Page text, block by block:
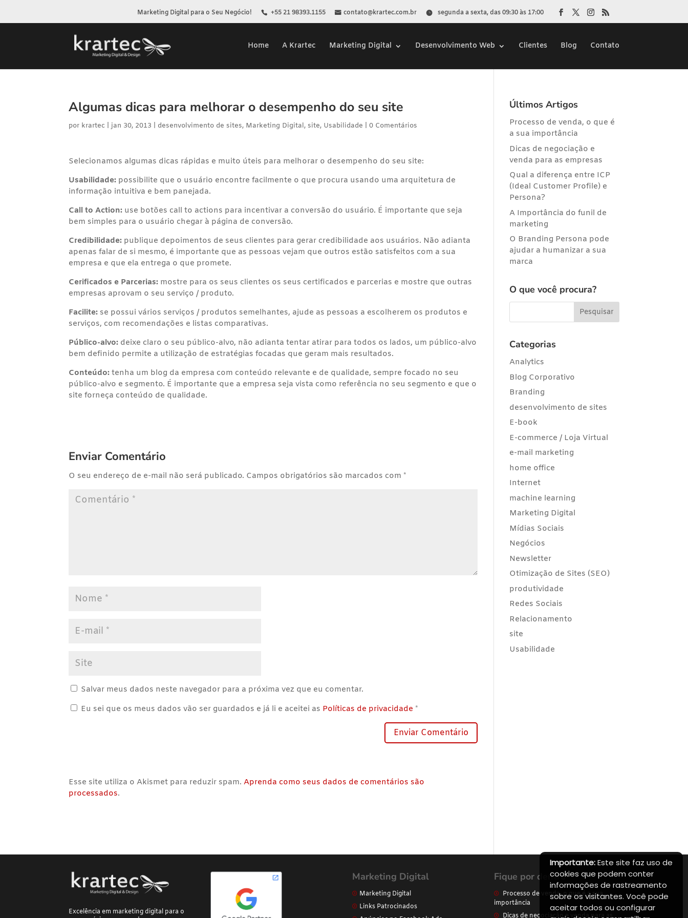
Marketing Digital para o Seu Negócio! +55 21 98393.1155 contato@krartec.com.br segunda a sexta, das 09:30 às 17:00
Home A Krartec Marketing Digital Desenvolvimento Web Clientes Blog Contato
Algumas dicas para melhorar o desempenho do seu site
por krartec jan 30, 2013 desenvolvimento de sites, Marketing Digital,site, Usabilidade |0 Comentários
Selecionamos algumas dicas rápidas e muito úteis para melhorar o desempenho do seu site:
Usabilidade: possibilite que o usuário encontre facilmente o que procura usando uma arquitetura de
informação intuitiva e bem panejada.
Call to Action: use botões call to actions para incentivar a conversão do usuário. É importante que seja
bem simples para o usuário chegar à página de conversão.
Credibilidade: publique depoimentos de seus clientes para gerar credibilidade aos usuários. Não adianta
apenas falar de si mesmo, é importante que as pessoas vejam que outros estão satisfeitos com a sua
empresa e que ela entrega o que promete.
Cerificados e Parcerias: mostre para os seus clientes os seus certificados e parcerias e mostre que outras
empresas aprovam o seu serviço / produto.
Facilite: se possui vários serviços / produtos semelhantes, ajude as pessoas a escolherem os produtos e
serviços, com recomendações e listas comparativas.
Público-alvo: deixe claro o seu público-alvo, não adianta tentar atirar para todos os lados, um público-alvo
bem definido permite a utilização de estratégias focadas que geram mais resultados.
Conteúdo: tenha um blog da empresa com conteúdo relevante e de qualidade, sempre focado no seu
público-alvo e segmento. É importante que a empresa seja vista como referência no seu segmento e que o
site forneça conteúdo de qualidade.
Enviar Comentário
O seu endereço de e-mail não será publicado. Campos obrigatórios são marcados com*
Salvar meus dados neste navegador para a próxima vez que eu comentar.
Eu sei que os meus dados vão ser guardados e já li e aceitei as Políticas de privacidade *
Esse site utiliza o Akismet para reduzir spam.Aprenda como seus dados de comentários são
processados.
Últimos Artigos
Processo de venda, o que é
a sua importância
Dicas de negociação e
venda para as empresas
Qual a diferença entre ICP
(Ideal Customer Profile) e
Persona?
A Importância do funil de
marketing
O Branding Persona pode
ajudar a humanizar a sua
marca
O que você procura?
Categorias
Analytics
Blog Corporativo
Branding
desenvolvimento de sites
E-book
E-commerce / Loja Virtual
e-mail marketing
home office
Internet
machine learning
Marketing Digital
Mídias Sociais
Negócios
Newsletter
Otimização de Sites (SEO)
produtividade
Redes Sociais
Relacionamento
site
Usabilidade
Excelência em marketing digital para o
Marketing Digital
Marketing Digital
Links Patrocinados
Fique por dentro
Processo de venda, o que é a sua
importância
Dicas de negociação e venda para as
Importante:Este site faz uso de
cookies que podem conter
informações de rastreamento
sobre os visitantes. Você pode
aceitar todos ou configurar